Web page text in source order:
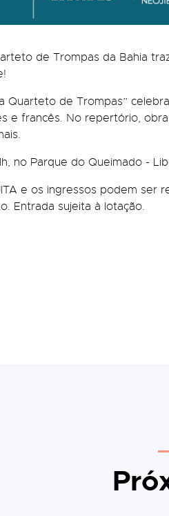
de Trompas da Bahia
Quarteto de Trompas”
e francês. No repertório,
no Parque do Queimado -
e os ingressos podem ser
Entrada sujeita à lotação.